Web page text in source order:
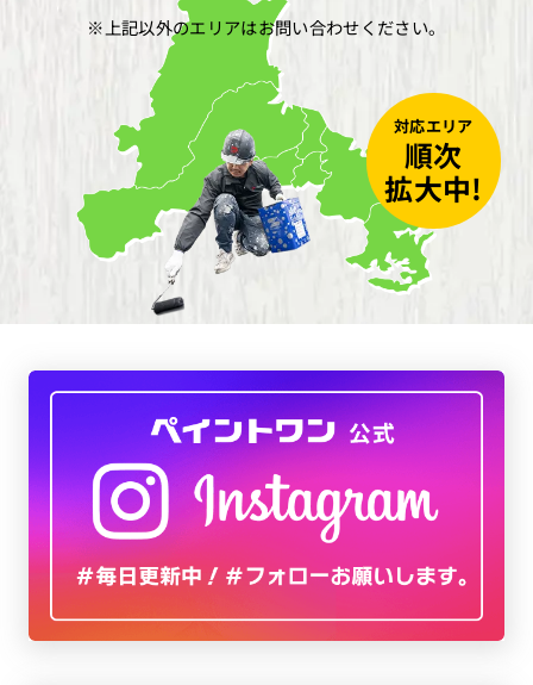
上記以外のエリアはお問い合わせください。
対応エリア
順次
拡大中!